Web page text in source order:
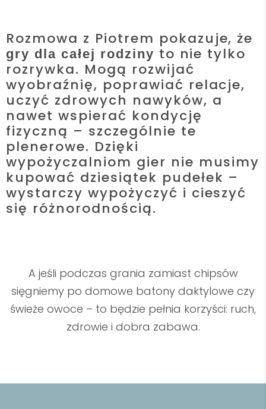
Rozmowa z Piotrem pokazuje, że
gry dla całej rodziny to nie tylko
rozrywka. Mogą rozwijać
wyobraźnię, poprawiać relacje,
uczyć zdrowych nawyków, a
nawet wspierać kondycję
fizyczną – szczególnie te
plenerowe. Dzięki
wypożyczalniom gier nie musimy
kupować dziesiątek pudełek –
wystarczy wypożyczyć i cieszyć
się różnorodnością.
A jeśli podczas grania zamiast chipsów
sięgniemy po domowe batony daktylowe czy
świeże owoce – to będzie pełnia korzyści: ruch,
zdrowie i dobra zabawa.